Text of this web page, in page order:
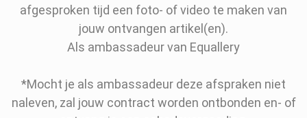
afgesproken tijd een foto- of video te maken van
jouw ontvangen artikel(en).
Als ambassadeur van Equallery
*Mocht je als ambassadeur deze afspraken niet
naleven, zal jouw contract worden ontbonden en- of